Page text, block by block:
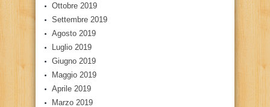
Ottobre 2019
Settembre 2019
Agosto 2019
Luglio 2019
Giugno 2019
Maggio 2019
Aprile 2019
Marzo 2019